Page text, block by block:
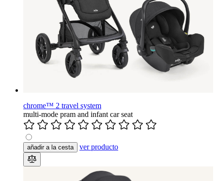
chrome™ 2 travel system
multi-mode pram and infant car seat
añadir a la cesta ver producto